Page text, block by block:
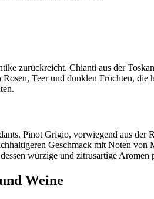
zurückreicht. Chianti aus der
Teer und dunklen Früchten,
Pinot Grigio, vorwiegend aus
Geschmack mit Noten
würzige und zitrusartige Aromen
Weine